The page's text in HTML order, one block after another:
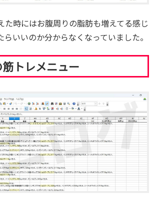
た時にはお腹周りの脂肪も増えてる感じ
いいのか分からなくなっていました。
トレメニュー